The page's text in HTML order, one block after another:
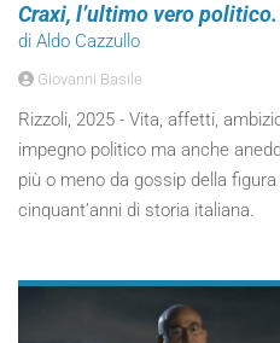
Craxi, l’ultimo vero
di Aldo Cazzullo
Giovanni Basile
Rizzoli, 2025 - Vita, affetti,
impegno politico ma anche
più o meno da gossip della
cinquant’anni di storia italiana.